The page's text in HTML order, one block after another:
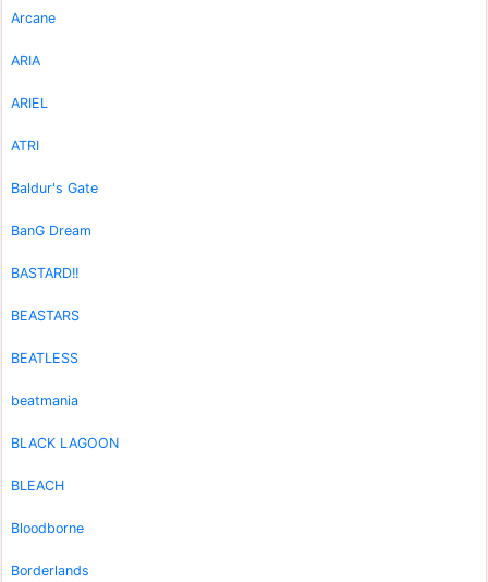
Arcane
ARIA
ARIEL
ATRI
Baldur's Gate
BanG Dream
BASTARD!!
BEASTARS
BEATLESS
beatmania
BLACK LAGOON
BLEACH
Bloodborne
Borderlands